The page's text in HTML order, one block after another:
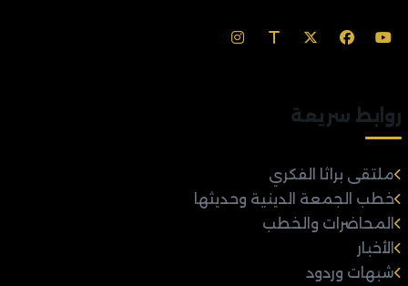
روابط سريعة
ملتقى براثا الفكري
خطب الجمعة الدينية وحديثها
المحاضرات والخطب
الأخبار
شبهات وردود